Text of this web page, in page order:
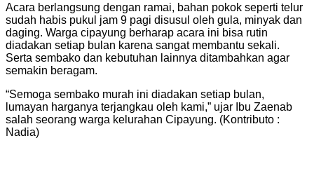
Acara berlangsung dengan ramai, bahan pokok seperti telur
sudah habis pukul jam 9 pagi disusul oleh gula, minyak dan
daging. Warga cipayung berharap acara ini bisa rutin
diadakan setiap bulan karena sangat membantu sekali.
Serta sembako dan kebutuhan lainnya ditambahkan agar
semakin beragam.
“Semoga sembako murah ini diadakan setiap bulan,
lumayan harganya terjangkau oleh kami,” ujar Ibu Zaenab
salah seorang warga kelurahan Cipayung. (Kontributo :
Nadia)